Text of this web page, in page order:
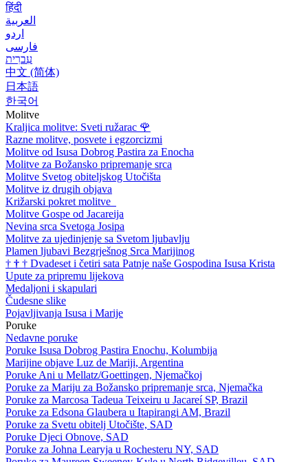
हिंदी
العربية
اردو
فارسی
עִברִית
中文 (简体)
日本語
한국어
Molitve
Kraljica molitve: Sveti ružarac 🌹
Razne molitve, posvete i egzorcizmi
Molitve od Isusa Dobrog Pastira za Enocha
Molitve za Božansko pripremanje srca
Molitve Svetog obiteljskog Utočišta
Molitve iz drugih objava
Križarski pokret molitve
Molitve Gospe od Jacareija
Nevina srca Svetoga Josipa
Molitve za ujedinjenje sa Svetom ljubavlju
Plamen ljubavi Bezgrješnog Srca Marijinog
† † † Dvadeset i četiri sata Patnje naše Gospodina Isusa Krista
Upute za pripremu lijekova
Medaljoni i skapulari
Čudesne slike
Pojavljivanja Isusa i Marije
Poruke
Nedavne poruke
Poruke Isusa Dobrog Pastira Enochu, Kolumbija
Marijine objave Luz de Mariji, Argentina
Poruke Ani u Mellatz/Goettingen, Njemačkoj
Poruke za Mariju za Božansko pripremanje srca, Njemačka
Poruke za Marcosa Tadeua Teixeiru u Jacareí SP, Brazil
Poruke za Edsona Glaubera u Itapirangi AM, Brazil
Poruke za Svetu obitelj Utočište, SAD
Poruke Djeci Obnove, SAD
Poruke za Johna Learyja u Rochesteru NY, SAD